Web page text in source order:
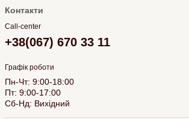
Контакти
Call-center
+38(067) 670 33 11
Графік роботи
Пн-Чт: 9:00-18:00
Пт: 9:00-17:00
Сб-Нд: Вихідний